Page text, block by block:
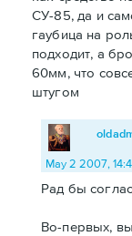
СУ-85, да и
гаубица на
подходит, а
60мм, что
штугом
May 2 2007,
Рад бы
Во-первых,